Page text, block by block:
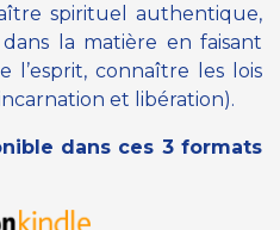
spirituel authentique,
dans la matière en faisant
l’esprit, connaître les lois
et libération).
dans ces 3 formats